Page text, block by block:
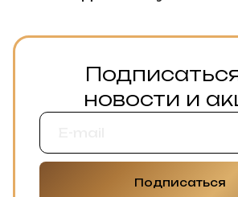
новости и
Подписаться